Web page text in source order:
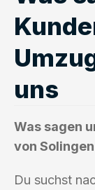
uns
Was sagen
von
Du suchst